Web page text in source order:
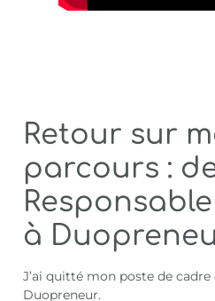
Retour sur
parcours :
à
J’ai quitté mon poste de cadre
Duopreneur.